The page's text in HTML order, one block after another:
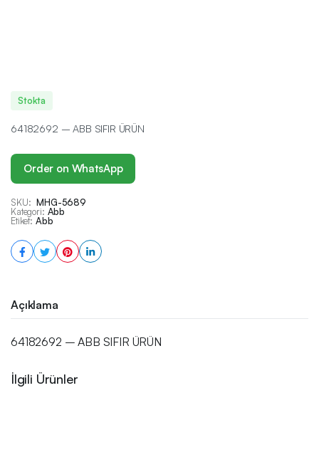
Stokta
64182692 – ABB SIFIR ÜRÜN
Order on WhatsApp
SKU: MHG-5689
Kategori: Abb
Etiket: Abb
Açıklama
64182692 – ABB SIFIR ÜRÜN
İlgili Ürünler